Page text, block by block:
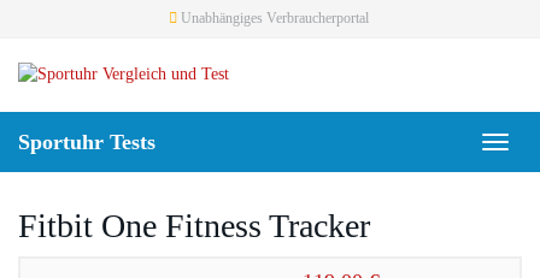
main
content
Unabhängiges Verbraucherportal
Toggle
Sportuhr Tests
Fitbit One Fitness Tracker